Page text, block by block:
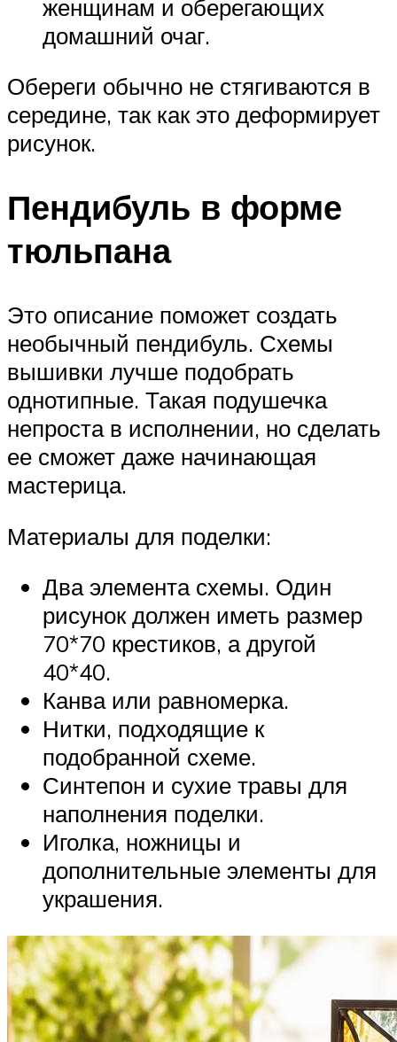
женщинам и оберегающих
домашний очаг.
Обереги обычно не стягиваются в
середине, так как это деформирует
рисунок.
Пендибуль в форме
тюльпана
Это описание поможет создать
необычный пендибуль. Схемы
вышивки лучше подобрать
однотипные. Такая подушечка
непроста в исполнении, но сделать
ее сможет даже начинающая
мастерица.
Материалы для поделки:
Два элемента схемы. Один
рисунок должен иметь размер
70*70 крестиков, а другой
40*40.
Канва или равномерка.
Нитки, подходящие к
подобранной схеме.
Синтепон и сухие травы для
наполнения поделки.
Иголка, ножницы и
дополнительные элементы для
украшения.